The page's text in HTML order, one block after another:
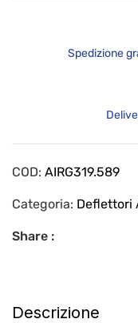
Spedizione
COD: AIRG319.589
Categoria: Deflettori
Share :
Descrizione